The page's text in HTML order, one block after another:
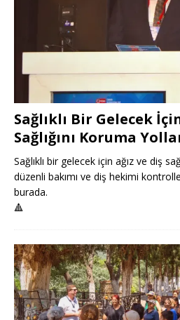
Sağlıklı Bir Gelecek
Sağlığını Koruma
Sağlıklı bir gelecek için ağız ve diş
düzenli bakımı ve diş hekimi
burada.
🔺